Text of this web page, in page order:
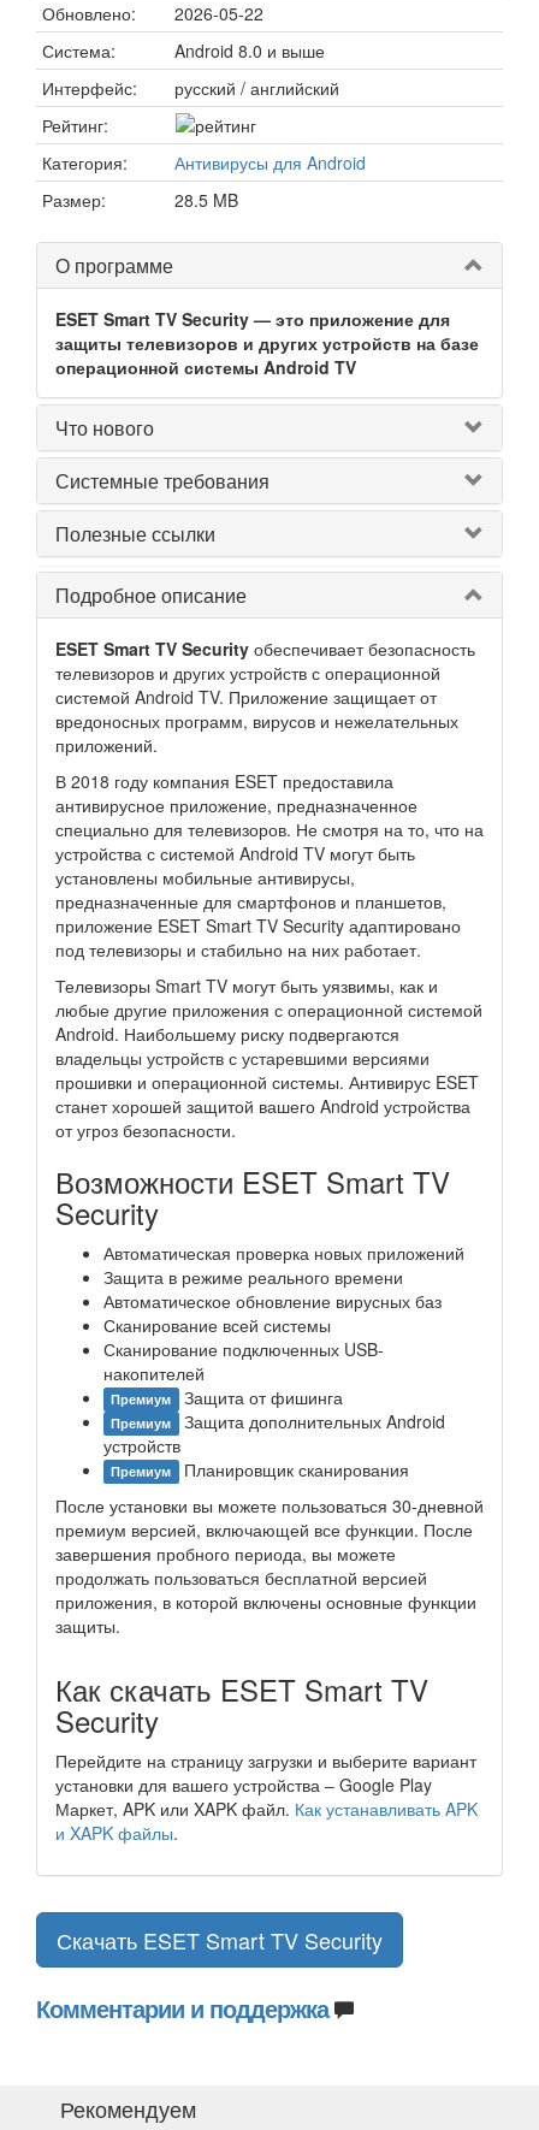
Обновлено:
2026-05-22
Система:
Android 8.0 и выше
Интерфейс:
русский / английский
Рейтинг:
Категория:
Антивирусы для Android
Размер:
28.5 MB
О программе
ESET Smart TV Security — это приложение для
защиты телевизоров и других устройств на базе
операционной системы Android TV
Что нового
Системные требования
Полезные ссылки
Подробное описание
ESET Smart TV Security обеспечивает безопасность
телевизоров и других устройств с операционной
системой Android TV. Приложение защищает от
вредоносных программ, вирусов и нежелательных
приложений.
В 2018 году компания ESET предоставила
антивирусное приложение, предназначенное
специально для телевизоров. Не смотря на то, что на
устройства с системой Android TV могут быть
установлены мобильные антивирусы,
предназначенные для смартфонов и планшетов,
приложение ESET Smart TV Security адаптировано
под телевизоры и стабильно на них работает.
Телевизоры Smart TV могут быть уязвимы, как и
любые другие приложения с операционной системой
Android. Наибольшему риску подвергаются
владельцы устройств с устаревшими версиями
прошивки и операционной системы. Антивирус ESET
станет хорошей защитой вашего Android устройства
от угроз безопасности.
Возможности ESET Smart TV
Security
Автоматическая проверка новых приложений
Защита в режиме реального времени
Автоматическое обновление вирусных баз
Сканирование всей системы
Сканирование подключенных USB-
накопителей
Премиум Защита от фишинга
Премиум Защита дополнительных Android
устройств
Премиум Планировщик сканирования
После установки вы можете пользоваться 30-дневной
премиум версией, включающей все функции. После
завершения пробного периода, вы можете
продолжать пользоваться бесплатной версией
приложения, в которой включены основные функции
защиты.
Как скачать ESET Smart TV
Security
Перейдите на страницу загрузки и выберите вариант
установки для вашего устройства – Google Play
Маркет, APK или XAPK файл. Как устанавливать APK
и XAPK файлы.
Скачать ESET Smart TV Security
Комментарии и поддержка
Рекомендуем